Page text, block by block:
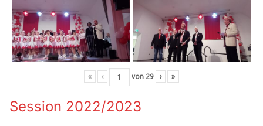
« ‹ von 29 › »
Session 2022/2023